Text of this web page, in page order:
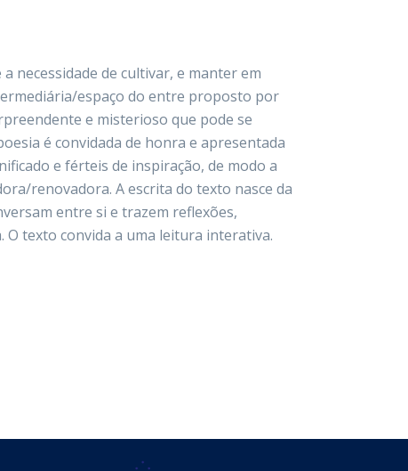
necessidade de cultivar, e manter em
espaço do entre proposto por
e misterioso que pode se
é convidada de honra e apresentada
e férteis de inspiração, de modo a
renovadora. A escrita do texto nasce da
entre si e trazem reflexões,
O texto convida a uma leitura interativa.